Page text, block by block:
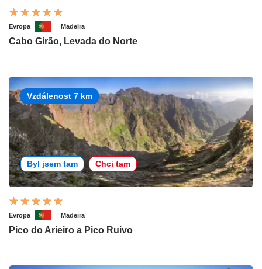
Evropa Madeira
Cabo Girão, Levada do Norte
Vzdálenost 7 km
Byl jsem tam Chci tam
Evropa Madeira
Pico do Arieiro a Pico Ruivo